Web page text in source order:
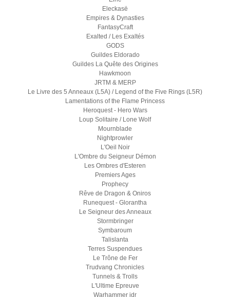
Eleckasë
Empires & Dynasties
FantasyCraft
Exalted / Les Exaltés
GODS
Guildes Eldorado
Guildes La Quête des Origines
Hawkmoon
JRTM & MERP
Le Livre des 5 Anneaux (L5A) / Legend of the Five Rings (L5R)
Lamentations of the Flame Princess
Heroquest - Hero Wars
Loup Solitaire / Lone Wolf
Mournblade
Nightprowler
L'Oeil Noir
L'Ombre du Seigneur Démon
Les Ombres d'Esteren
Premiers Ages
Prophecy
Rêve de Dragon & Oniros
Runequest - Glorantha
Le Seigneur des Anneaux
Stormbringer
Symbaroum
Talislanta
Terres Suspendues
Le Trône de Fer
Trudvang Chronicles
Tunnels & Trolls
L'Ultime Epreuve
Warhammer jdr